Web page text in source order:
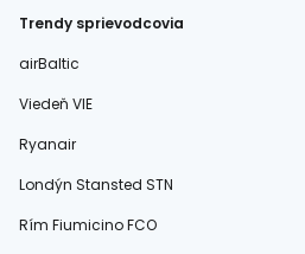
Trendy sprievodcovia
airBaltic
Viedeň VIE
Ryanair
Londýn Stansted STN
Rím Fiumicino FCO